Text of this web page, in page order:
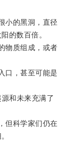
的黑洞，直径
的数百倍。
质组成，或者
，甚至可能是
和未来充满了
科学家们仍在